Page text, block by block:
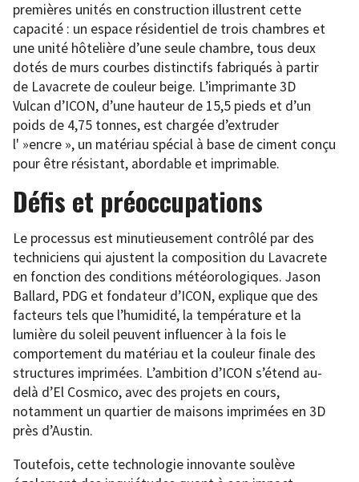
premières unités en construction illustrent cette
capacité : un espace résidentiel de trois chambres et
une unité hôtelière d’une seule chambre, tous deux
dotés de murs courbes distinctifs fabriqués à partir
de Lavacrete de couleur beige. L’imprimante 3D
Vulcan d’ICON, d’une hauteur de 15,5 pieds et d’un
poids de 4,75 tonnes, est chargée d’extruder
l' »encre », un matériau spécial à base de ciment conçu
pour être résistant, abordable et imprimable.
Défis et préoccupations
Le processus est minutieusement contrôlé par des
techniciens qui ajustent la composition du Lavacrete
en fonction des conditions météorologiques. Jason
Ballard, PDG et fondateur d’ICON, explique que des
facteurs tels que l’humidité, la température et la
lumière du soleil peuvent influencer à la fois le
comportement du matériau et la couleur finale des
structures imprimées. L’ambition d’ICON s’étend au-
delà d’El Cosmico, avec des projets en cours,
notamment un quartier de maisons imprimées en 3D
près d’Austin.
Toutefois, cette technologie innovante soulève